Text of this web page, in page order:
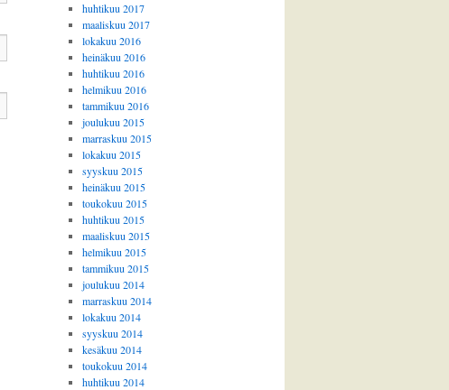
huhtikuu 2017
maaliskuu 2017
lokakuu 2016
heinäkuu 2016
huhtikuu 2016
helmikuu 2016
tammikuu 2016
joulukuu 2015
marraskuu 2015
lokakuu 2015
syyskuu 2015
heinäkuu 2015
toukokuu 2015
huhtikuu 2015
maaliskuu 2015
helmikuu 2015
tammikuu 2015
joulukuu 2014
marraskuu 2014
lokakuu 2014
syyskuu 2014
kesäkuu 2014
toukokuu 2014
huhtikuu 2014